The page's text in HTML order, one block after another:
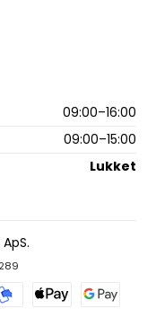
09:00–16:00
09:00–15:00
Lukket